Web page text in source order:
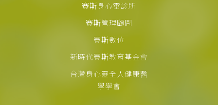
賽斯身心靈診所
賽斯管理顧問
賽斯數位
新時代賽斯教育基金會
台灣身心靈全人健康醫
學學會